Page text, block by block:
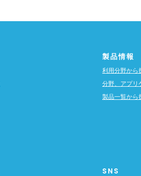
製品情報
利用分野から
分野、アプリ
製品一覧から
SNS